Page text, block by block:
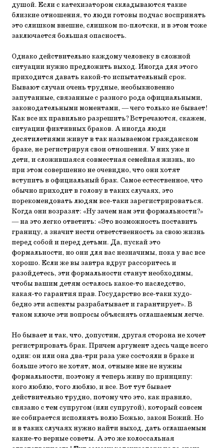
душой. Если с катехизатором складываются такие
близкие отношения, то люди готовы подчас воспринять
это слишком внешне, слишком по-плотски, и в этом тоже
заключается большая опасность.
Однако действительно каждому человеку в сложной
ситуации нужно предложить выход. Иногда для этого
приходится давать какой-то испытательный срок.
Бывают случаи очень трудные, необыкновенно
запутанные, связанные с разного рода официальными,
законодательными моментами, — чего только не бывает!
Как все их правильно разрешить? Встречаются, скажем,
ситуации фиктивных браков. А иногда люди
десятилетиями живут в так называемом гражданском
браке, не регистрируя свои отношения. У них уже и
дети, и сложившаяся совместная семейная жизнь, но
при этом совершенно не очевидно, что они хотят
вступить в официальный брак. Самое естественное, что
обычно приходит в голову в таких случаях, это
порекомендовать людям все-таки зарегистрироваться.
Когда они возразят: «Ну зачем нам эти формальности?»
— на это легко ответить: «Это возможность поставить
границу, а значит нести ответственность за свою жизнь
перед собой и перед детьми. Да, пускай это
формальности, но они для вас незначимы, пока у вас все
хорошо. Если же вы завтра вдруг рассоритесь и
разойдетесь, эти формальности станут необходимы,
чтобы вашим детям осталось какое-то наследство,
какая-то гарантия прав. Государство все-таки худо-
бедно эти аспекты разрабатывает и гарантирует». В
таком ключе эти вопросы объяснять оглашаемым легче.
Но бывает и так, что, допустим, другая сторона не хочет
регистрировать брак. Причем аргумент здесь чаще всего
один: он или она два-три раза уже состояли в браке и
больше этого не хотят, мол, отныне мне не нужны
формальности, поэтому я теперь живу по принципу:
кого люблю, того люблю, и все. Вот тут бывает
действительно трудно, потому что это, как правило,
связано с тем супругом (или супругой), который совсем
не собирается исполнять волю Божью, закон Божий. Но
и в таких случаях нужно найти выход, дать оглашаемым
какие-то верные советы. А это же колоссальная